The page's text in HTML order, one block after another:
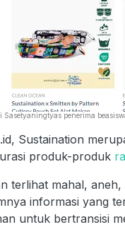
penerima
Sustaination
produk-produk
terlihat mahal,
informasi yang
untuk bertransisi